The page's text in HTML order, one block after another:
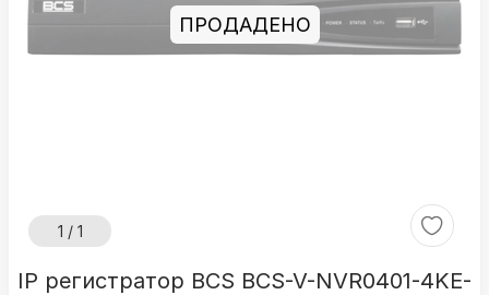
1 / 1
ПРОДАДЕНО
IP регистратор BCS BCS-V-NVR0401-4KE-